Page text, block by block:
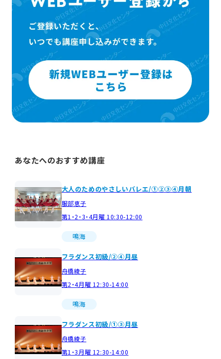
あなたへのおすすめ講座
大人のためのやさしいバレエ/①②③④月朝
服部恵子
第1・2・3・4月曜 10:30-12:00
鳴海
フラダンス初級/②④月昼
舟橋綾子
第2・4月曜 12:30-14:00
鳴海
フラダンス初級/①③月昼
舟橋綾子
第1・3月曜 12:30-14:00